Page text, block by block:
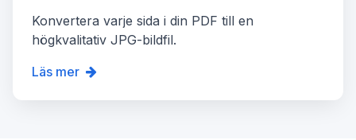
Konvertera varje sida i din PDF till en
högkvalitativ JPG-bildfil.
Läs mer